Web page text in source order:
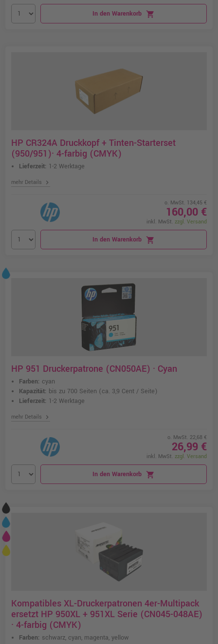
In den Warenkorb shopping_cart
HP CR324A Druckkopf + Tinten-Starterset
(950/951)· 4-farbig (CMYK)
Lieferzeit: 1-2 Werktage
mehr Details chevron_right
o. MwSt. 134,45 €
160,00 €
inkl. MwSt. zzgl. Versand
In den Warenkorb shopping_cart
HP 951 Druckerpatrone (CN050AE) · Cyan
Farben: cyan
Kapazität: bis zu 700 Seiten (ca. 3,9 Cent / Seite)
Lieferzeit: 1-2 Werktage
mehr Details chevron_right
o. MwSt. 22,68 €
26,99 €
inkl. MwSt. zzgl. Versand
In den Warenkorb shopping_cart
Kompatibles XL-Druckerpatronen 4er-Multipack
ersetzt HP 950XL + 951XL Serie (CN045-048AE)
· 4-farbig (CMYK)
Farben: schwarz, cyan, magenta, yellow